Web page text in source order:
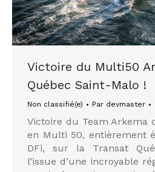
Victoire du Multi50
Québec Saint-Malo !
Non classifié(e) Par devmaster
Victoire du Team Arkema
en Multi 50, entièrement
DFi, sur la Transat
l’issue d’une incroyable